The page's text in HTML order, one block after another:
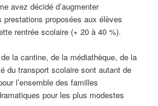
avez décidé d’augmenter
proposées aux élèves
rentrée scolaire (+ 20 à 40 %).
la cantine, de la médiathèque, de la
du transport scolaire sont autant de
l’ensemble des familles
pour les plus modestes